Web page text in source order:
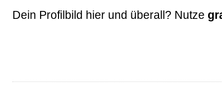
Dein Profilbild hier und überall? Nutze